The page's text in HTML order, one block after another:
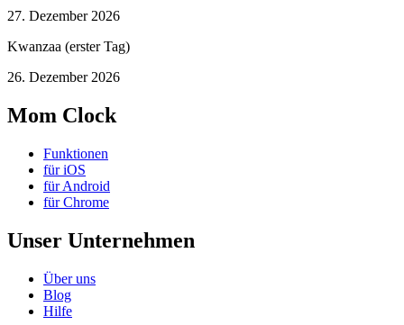
27. Dezember 2026
Kwanzaa (erster Tag)
26. Dezember 2026
Mom Clock
Funktionen
für iOS
für Android
für Chrome
Unser Unternehmen
Über uns
Blog
Hilfe